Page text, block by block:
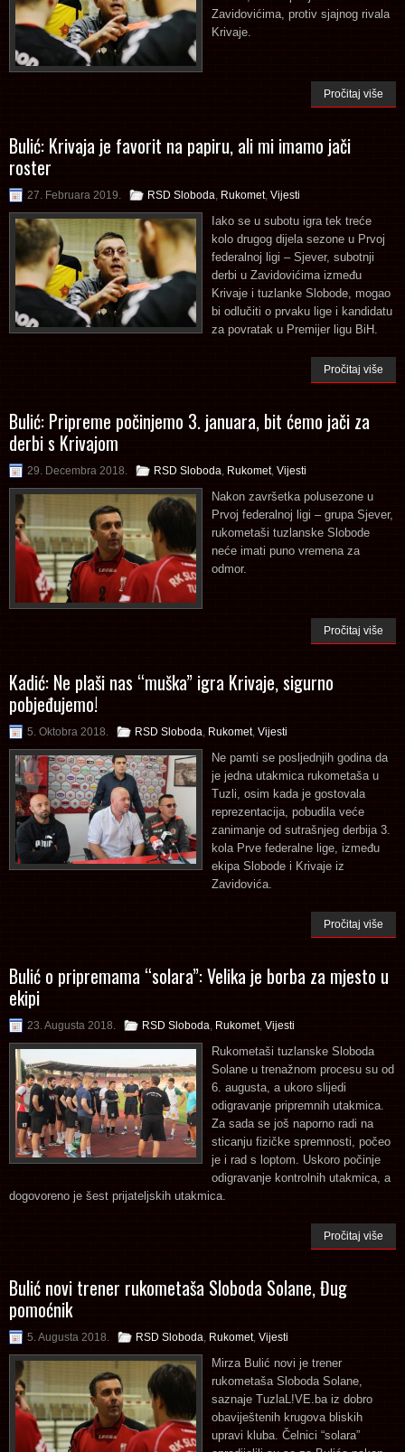
Zavidovićima, protiv sjajnog rivala
Krivaje.
Pročitaj više
Bulić: Krivaja je favorit na papiru, ali mi imamo jači
roster
27. Februara 2019. RSD Sloboda Rukomet, Vijesti
Iako se u subotu igra tek treće
kolo drugog dijela sezone u Prvoj
federalnoj ligi – Sjever, subotnji
derbi u Zavidovićima između
Krivaje i tuzlanke Slobode, mogao
bi odlučiti o prvaku lige i kandidatu
za povratak u Premijer ligu BiH.
Pročitaj više
Bulić: Pripreme počinjemo 3. januara, bit ćemo jači za
derbi s Krivajom
29. Decembra 2018. RSD Sloboda Rukomet, Vijesti
Nakon završetka polusezone u
Prvoj federalnoj ligi – grupa Sjever,
rukometaši tuzlanske Slobode
neće imati puno vremena za
odmor.
Pročitaj više
Kadić: Ne plaši nas “muška” igra Krivaje, sigurno
pobjeđujemo!
5. Oktobra 2018. RSD Sloboda Rukomet, Vijesti
Ne pamti se posljednjih godina da
je jedna utakmica rukometaša u
Tuzli, osim kada je gostovala
reprezentacija, pobudila veće
zanimanje od sutrašnjeg derbija 3.
kola Prve federalne lige, između
ekipa Slobode i Krivaje iz
Zavidovića.
Pročitaj više
Bulić o pripremama “solara”: Velika je borba za mjesto u
ekipi
23. Augusta 2018. RSD Sloboda Rukomet, Vijesti
Rukometaši tuzlanske Sloboda
Solane u trenažnom procesu su od
6. augusta, a ukoro slijedi
odigravanje pripremnih utakmica.
Za sada se još naporno radi na
sticanju fizičke spremnosti, počeo
je i rad s loptom. Uskoro počinje
odigravanje kontrolnih utakmica, a
dogovoreno je šest prijateljskih utakmica.
Pročitaj više
Bulić novi trener rukometaša Sloboda Solane, Đug
pomoćnik
5. Augusta 2018. RSD Sloboda Rukomet, Vijesti
Mirza Bulić novi je trener
rukometaša Sloboda Solane,
saznaje TuzlaL!VE.ba iz dobro
obaviještenih krugova bliskih
upravi kluba. Čelnici “solara”